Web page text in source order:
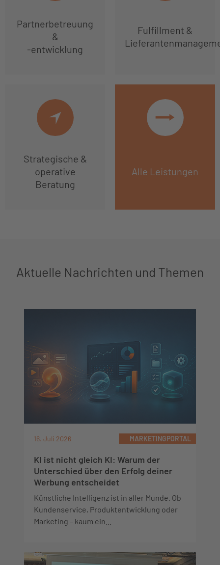
Partnerbetreuung
&
-entwicklung
Fulfillment &
Strategische &
operative
Beratung
Alle Leistungen
Aktuelle Nachrichten und Themen
16. Juli 2026 MARKETINGPORTAL
KI ist nicht gleich KI: Warum der
Unterschied über den Erfolg deiner
Werbung entscheidet
Künstliche Intelligenz ist in aller Munde. Ob
Kundenservice, Produktentwicklung oder
Marketing – kaum ein...